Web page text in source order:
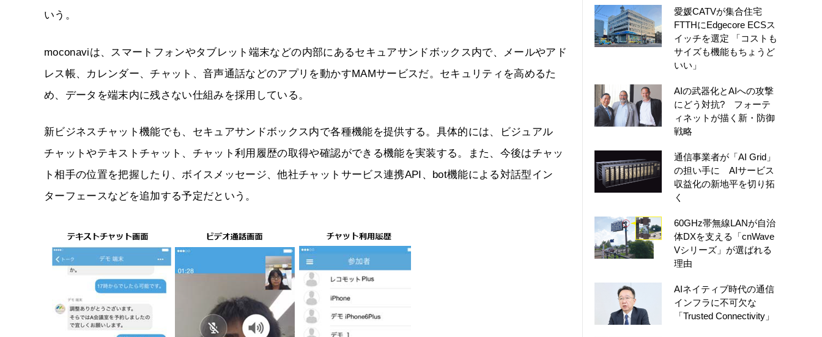
いう。
moconaviは、スマートフォンやタブレット端末などの内部にあるセキュアサンドボックス内で、メールやアド
レス帳、カレンダー、チャット、音声通話などのアプリを動かすMAMサービスだ。セキュリティを高めるた
め、データを端末内に残さない仕組みを採用している。
新ビジネスチャット機能でも、セキュアサンドボックス内で各種機能を提供する。具体的には、ビジュアル
チャットやテキストチャット、チャット利用履歴の取得や確認ができる機能を実装する。また、今後はチャッ
ト相手の位置を把握したり、ボイスメッセージ、他社チャットサービス連携API、bot機能による対話型イン
ターフェースなどを追加する予定だという。
愛媛CATVが集合住宅
FTTHにEdgecore ECSス
イッチを選定 「コストも
サイズも機能もちょうど
いい」
AIの武器化とAIへの攻撃
にどう対抗? フォーテ
ィネットが描く新・防御
戦略
通信事業者が「AI Grid」
の担い手に AIサービス
収益化の新地平を切り拓
く
60GHz帯無線LANが自治
体DXを支える「cnWave
Vシリーズ」が選ばれる
理由
AIネイティブ時代の通信
インフラに不可欠な
「Trusted Connectivity」